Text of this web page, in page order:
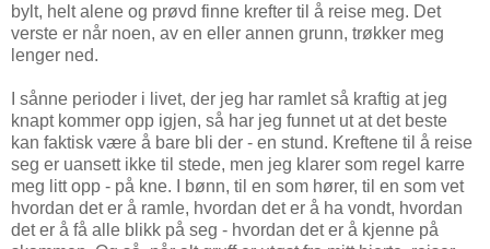
bylt, helt alene og prøvd finne krefter til å reise meg. Det
verste er når noen, av en eller annen grunn, trøkker meg
lenger ned.
I sånne perioder i livet, der jeg har ramlet så kraftig at jeg
knapt kommer opp igjen, så har jeg funnet ut at det beste
kan faktisk være å bare bli der - en stund. Kreftene til å reise
seg er uansett ikke til stede, men jeg klarer som regel karre
meg litt opp - på kne. I bønn, til en som hører, til en som vet
hvordan det er å ramle, hvordan det er å ha vondt, hvordan
det er å få alle blikk på seg - hvordan det er å kjenne på